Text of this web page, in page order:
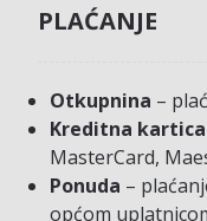
PLAĆANJE
Otkupnina –
Kreditna kartica
MasterCard,
Ponuda –
općom